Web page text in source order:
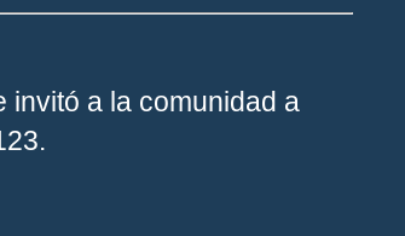
invitó a la comunidad a